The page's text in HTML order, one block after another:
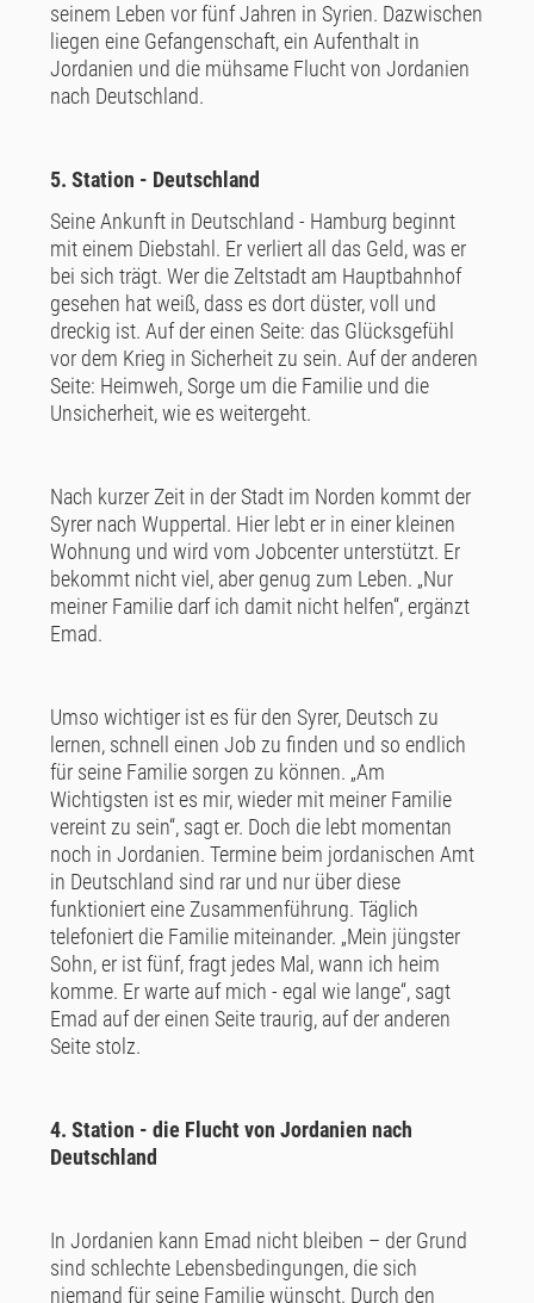
seinem Leben vor fünf Jahren in Syrien. Dazwischen
liegen eine Gefangenschaft, ein Aufenthalt in
Jordanien und die mühsame Flucht von Jordanien
nach Deutschland.
5. Station - Deutschland
Seine Ankunft in Deutschland - Hamburg beginnt
mit einem Diebstahl. Er verliert all das Geld, was er
bei sich trägt. Wer die Zeltstadt am Hauptbahnhof
gesehen hat weiß, dass es dort düster, voll und
dreckig ist. Auf der einen Seite: das Glücksgefühl
vor dem Krieg in Sicherheit zu sein. Auf der anderen
Seite: Heimweh, Sorge um die Familie und die
Unsicherheit, wie es weitergeht.
Nach kurzer Zeit in der Stadt im Norden kommt der
Syrer nach Wuppertal. Hier lebt er in einer kleinen
Wohnung und wird vom Jobcenter unterstützt. Er
bekommt nicht viel, aber genug zum Leben. „Nur
meiner Familie darf ich damit nicht helfen“, ergänzt
Emad.
Umso wichtiger ist es für den Syrer, Deutsch zu
lernen, schnell einen Job zu finden und so endlich
für seine Familie sorgen zu können. „Am
Wichtigsten ist es mir, wieder mit meiner Familie
vereint zu sein“, sagt er. Doch die lebt momentan
noch in Jordanien. Termine beim jordanischen Amt
in Deutschland sind rar und nur über diese
funktioniert eine Zusammenführung. Täglich
telefoniert die Familie miteinander. „Mein jüngster
Sohn, er ist fünf, fragt jedes Mal, wann ich heim
komme. Er warte auf mich - egal wie lange“, sagt
Emad auf der einen Seite traurig, auf der anderen
Seite stolz.
4. Station - die Flucht von Jordanien nach
Deutschland
In Jordanien kann Emad nicht bleiben – der Grund
sind schlechte Lebensbedingungen, die sich
niemand für seine Familie wünscht. Durch den